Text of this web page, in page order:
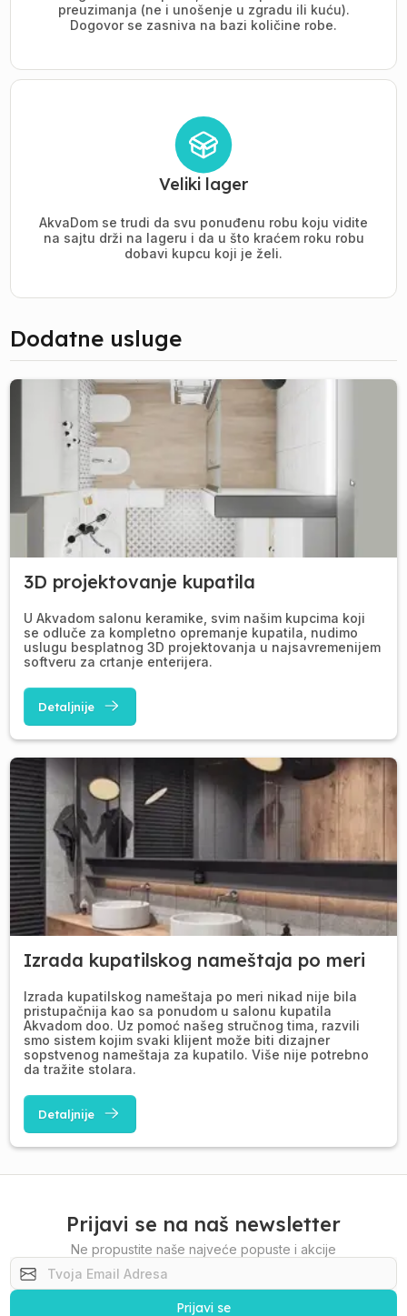
preuzimanja (ne i unošenje u zgradu ili kuću).
Dogovor se zasniva na bazi količine robe.
Veliki lager
AkvaDom se trudi da svu ponuđenu robu koju vidite
na sajtu drži na lageru i da u što kraćem roku robu
dobavi kupcu koji je želi.
Dodatne usluge
3D projektovanje kupatila
U Akvadom salonu keramike, svim našim kupcima koji
se odluče za kompletno opremanje kupatila, nudimo
uslugu besplatnog 3D projektovanja u najsavremenijem
softveru za crtanje enterijera.
Detaljnije
Izrada kupatilskog nameštaja po meri
Izrada kupatilskog nameštaja po meri nikad nije bila
pristupačnija kao sa ponudom u salonu kupatila
Akvadom doo. Uz pomoć našeg stručnog tima, razvili
smo sistem kojim svaki klijent može biti dizajner
sopstvenog nameštaja za kupatilo. Više nije potrebno
da tražite stolara.
Detaljnije
Prijavi se na naš newsletter
Ne propustite naše najveće popuste i akcije
Prijavi se